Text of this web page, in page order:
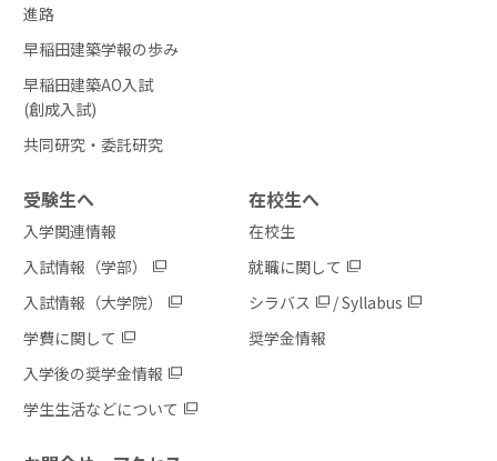
進路
早稲田建築学報の歩み
早稲田建築AO入試
(創成入試)
共同研究・委託研究
受験生へ
入学関連情報
入試情報（学部）
入試情報（大学院）
学費に関して
入学後の奨学金情報
学生生活などについて
在校生へ
在校生
就職に関して
シラバス
/Syllabus
奨学金情報